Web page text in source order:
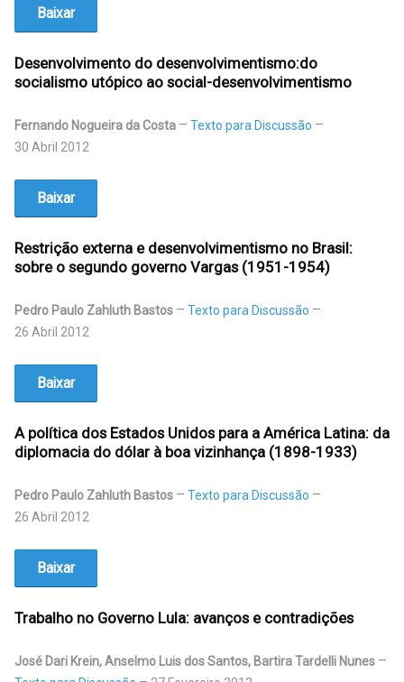
Baixar
Desenvolvimento do desenvolvimentismo:do
socialismo utópico ao social-desenvolvimentismo
Fernando Nogueira da Costa
Texto para Discussão
30 Abril 2012
Baixar
Restrição externa e desenvolvimentismo no Brasil:
sobre o segundo governo Vargas (1951-1954)
Pedro Paulo Zahluth Bastos
Texto para Discussão
26 Abril 2012
Baixar
A política dos Estados Unidos para a América Latina: da
diplomacia do dólar à boa vizinhança (1898-1933)
Pedro Paulo Zahluth Bastos
Texto para Discussão
26 Abril 2012
Baixar
Trabalho no Governo Lula: avanços e contradições
José Dari Krein, Anselmo Luis dos Santos, Bartira Tardelli Nunes